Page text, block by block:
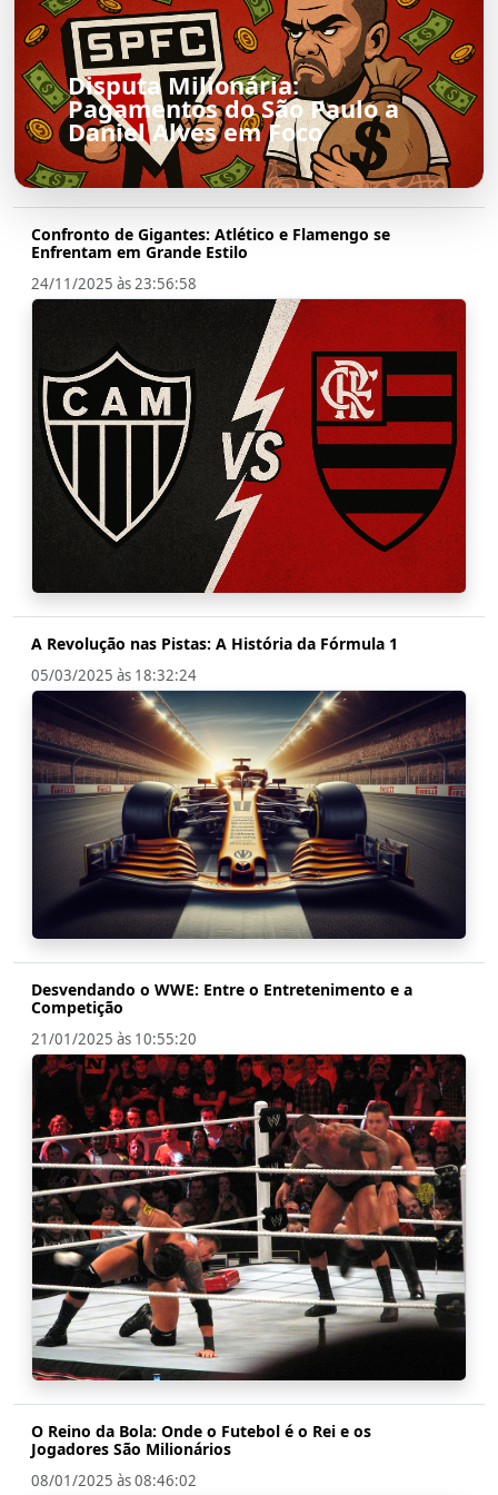
Disputa Milionária:
Pagamentos do São Paulo a
Daniel Alves em Foco
Confronto de Gigantes: Atlético e Flamengo se
Enfrentam em Grande Estilo
24/11/2025 às 23:56:58
A Revolução nas Pistas: A História da Fórmula 1
05/03/2025 às 18:32:24
Desvendando o WWE: Entre o Entretenimento e a
Competição
21/01/2025 às 10:55:20
O Reino da Bola: Onde o Futebol é o Rei e os
Jogadores São Milionários
08/01/2025 às 08:46:02